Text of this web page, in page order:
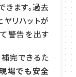
ます。過去
リハットが
警告を出す
完できるた
場でも安全